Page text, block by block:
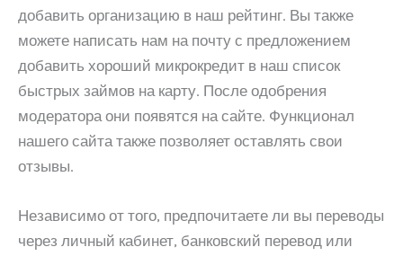
добавить организацию в наш рейтинг. Вы также
можете написать нам на почту с предложением
добавить хороший микрокредит в наш список
быстрых займов на карту. После одобрения
модератора они появятся на сайте. Функционал
нашего сайта также позволяет оставлять свои
отзывы.
Независимо от того, предпочитаете ли вы переводы
через личный кабинет, банковский перевод или